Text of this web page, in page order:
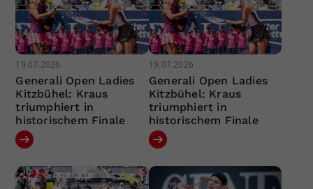
19.07.2026
Generali Open Ladies
Kitzbühel: Kraus
triumphiert in
historischem Finale
19.07.2026
Generali Open Ladies
Kitzbühel: Kraus
triumphiert in
historischem Finale